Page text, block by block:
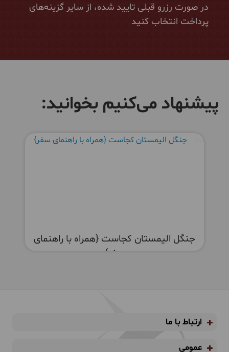
در صورت رزرو قبلی تایید شده، از سایر گزینه‌های
پرداخت انتخاب کنید
پیشنهاد می‌کنیم بخوانید:
جنگل الیمستان کجاست {همراه با راهنمای
سفر}
ارتباط با ما
عمومی